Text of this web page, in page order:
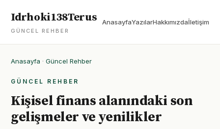
Idrhoki138Terus
GÜNCEL REHBER
AnasayfaYazılarHakkımızdaİletişim
Anasayfa · Güncel Rehber
GÜNCEL REHBER
Kişisel finans alanındaki son
gelişmeler ve yenilikler